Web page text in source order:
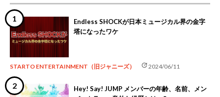
Endless SHOCKが日本ミュージカル界の金字
塔になったワケ
STARTO ENTERTAINMENT（旧ジャニーズ） update2024/06/11
Hey! Say! JUMP メンバーの年齢、名前、メン